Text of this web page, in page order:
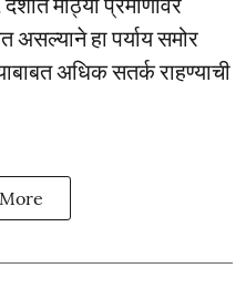
असल्याने हा पर्याय समोर
अधिक सतर्क राहण्याची